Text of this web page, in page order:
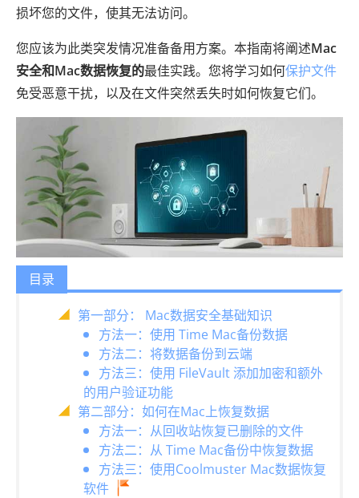
损坏您的文件，使其无法访问。
您应该为此类突发情况准备备用方案。本指南将阐述Mac
安全和Mac数据恢复的最佳实践。您将学习如何保护文件
免受恶意干扰，以及在文件突然丢失时如何恢复它们。
目录
第一部分： Mac数据安全基础知识
方法一：使用 Time Mac备份数据
方法二：将数据备份到云端
方法三：使用 FileVault 添加加密和额外
的用户验证功能
第二部分：如何在Mac上恢复数据
方法一：从回收站恢复已删除的文件
方法二：从 Time Mac备份中恢复数据
方法三：使用Coolmuster Mac数据恢复
软件